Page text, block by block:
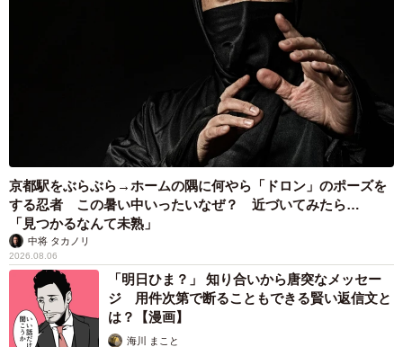
京都駅をぶらぶら→ホームの隅に何やら「ドロン」のポーズを
する忍者 この暑い中いったいなぜ？ 近づいてみたら…
「見つかるなんて未熟」
中将 タカノリ
2026.08.06
「明日ひま？」 知り合いから唐突なメッセー
ジ 用件次第で断ることもできる賢い返信文と
は？【漫画】
海川 まこと